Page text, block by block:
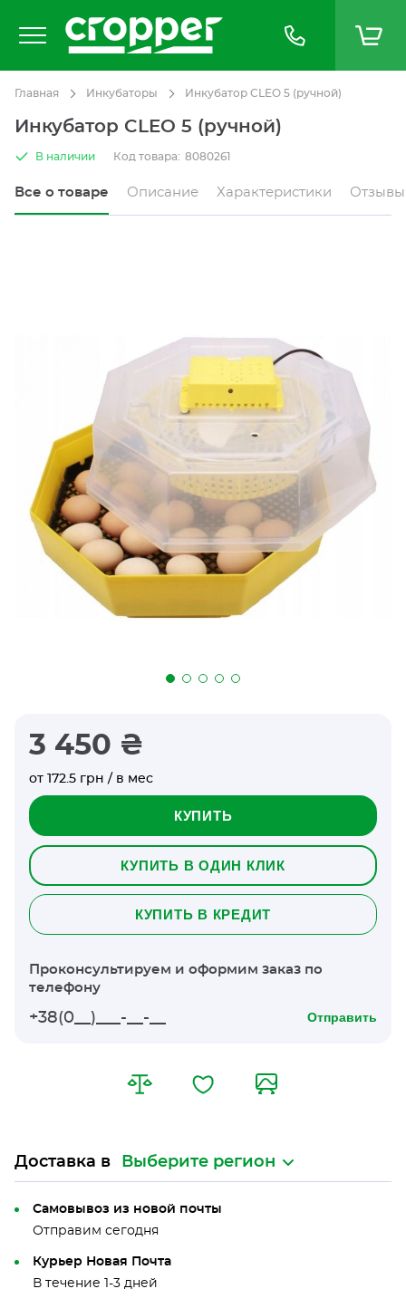
Главная Инкубаторы Инкубатор CLEO 5 (ручной)
Инкубатор CLEO 5 (ручной)
В наличии Код товара: 8080261
Все о товаре Описание Характеристики Отзывы
3 450 ₴
от 172.5 грн / в мес
КУПИТЬ В ОДИН КЛИК
КУПИТЬ
КУПИТЬ В КРЕДИТ
Проконсультируем и оформим заказ по
телефону
Отправить
Доставка в Выберите регион
Самовывоз из новой почты
Отправим сегодня
Курьер Новая Почта
В течение 1-3 дней